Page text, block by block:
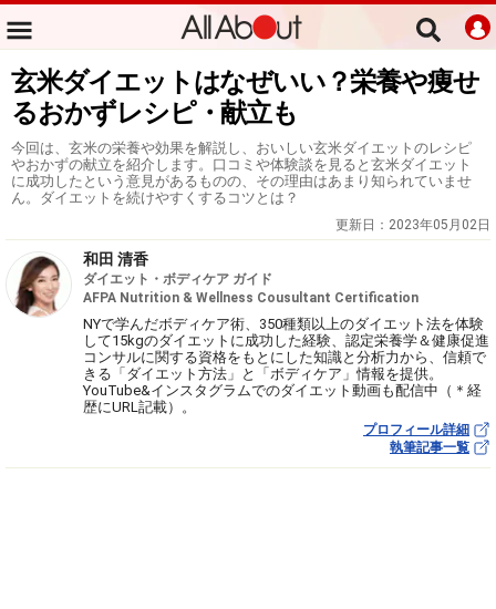
玄米ダイエットはなぜいい？栄養や痩せ
るおかずレシピ・献立も
今回は、玄米の栄養や効果を解説し、おいしい玄米ダイエットのレシピ
やおかずの献立を紹介します。口コミや体験談を見ると玄米ダイエット
に成功したという意見があるものの、その理由はあまり知られていませ
ん。ダイエットを続けやすくするコツとは？
更新日： 2023年05月02日
和田 清香
ダイエット・ボディケア ガイド
AFPA Nutrition & Wellness Cousultant Certification
NYで学んだボディケア術、350種類以上のダイエット法を体験
して15kgのダイエットに成功した経験、認定栄養学＆健康促進
コンサルに関する資格をもとにした知識と分析力から、信頼で
きる「ダイエット方法」と「ボディケア」情報を提供。
YouTube&インスタグラムでのダイエット動画も配信中（＊経
歴にURL記載）。
プロフィール詳細
執筆記事一覧